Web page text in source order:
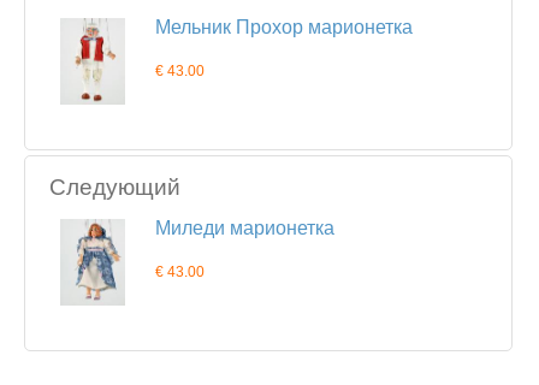
Мельник Прохор марионетка
€ 43.00
Следующий
Миледи марионетка
€ 43.00